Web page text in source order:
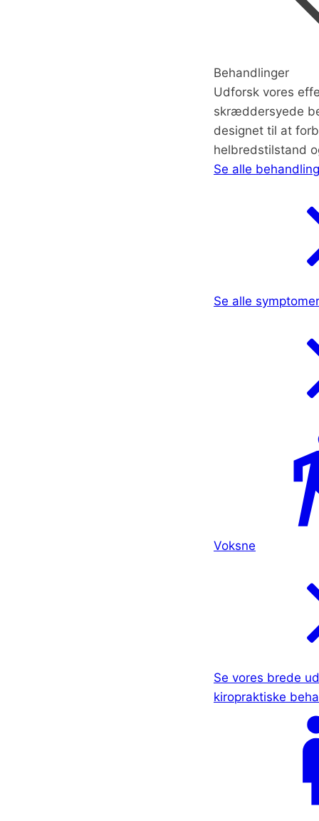
Behandlinger
Udforsk vores
skræddersyede
designet til at
helbredstilstand
Se alle
Se alle symptomer
Voksne
Se vores brede
kiropraktiske